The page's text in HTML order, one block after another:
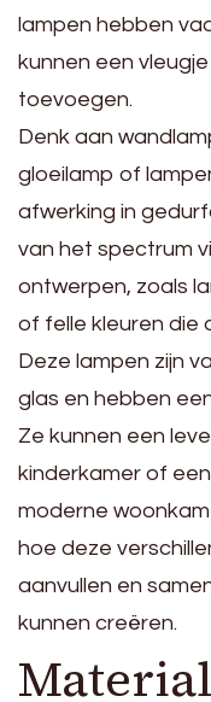
lampen hebben
kunnen een
toevoegen.
Denk aan
gloeilamp of
afwerking in
van het spectrum
ontwerpen, zoals
of felle kleuren die
Deze lampen zijn
glas en hebben
Ze kunnen een
kinderkamer of
moderne
hoe deze
aanvullen en
kunnen creëren.